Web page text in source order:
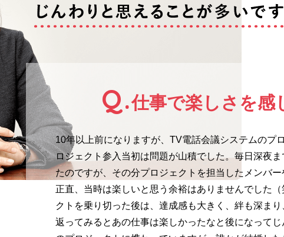
Q.仕事で楽しさを感
10年以上前になりますが、TV電話会議システムのプ
ロジェクト参入当初は問題が山積でした。毎日深夜
たのですが、その分プロジェクトを担当したメンバー
正直、当時は楽しいと思う余裕はありませんでした
クトを乗り切った後は、達成感も大きく、絆も深ま
返ってみるとあの仕事は楽しかったなと後になって